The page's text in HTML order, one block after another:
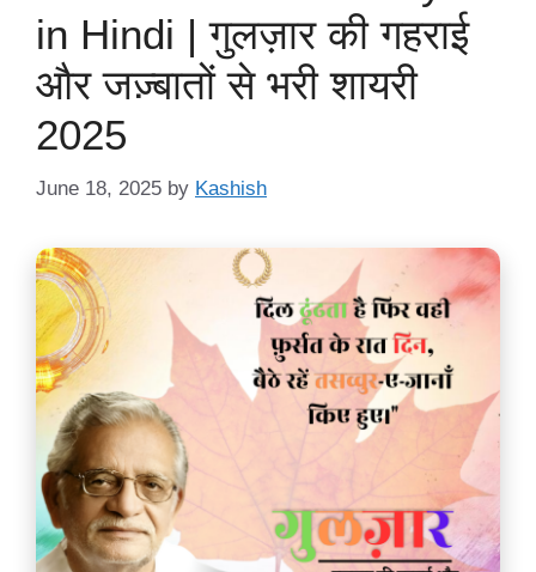
in Hindi | गुलज़ार की गहराई
और जज़्बातों से भरी शायरी
2025
June 18, 2025 by Kashish